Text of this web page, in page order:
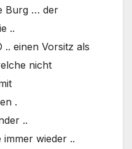
Burg … der
..
.. einen Vorsitz als
nicht
.
..
wieder ..